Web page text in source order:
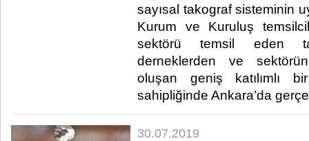
sayısal takograf sisteminin
Kurum ve Kuruluş
sektörü temsil eden
derneklerden ve
oluşan geniş katılımlı
sahipliğinde Ankara’da
30.07.2019